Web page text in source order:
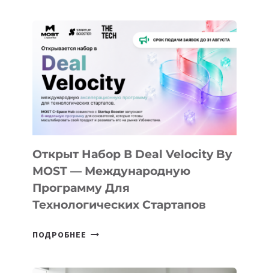
АЛМАТЫ:
КАК
AI
YOUTH
CAMP
ДАЛ
30
ПОДРОСТКАМ
БИЛЕТ
В
ПРЕДПРИНИМАТЕЛЬСТВО
Открыт Набор В Deal Velocity By
MOST — Международную
Программу Для
Технологических Стартапов
ПОДРОБНЕЕ ОТКРЫТ